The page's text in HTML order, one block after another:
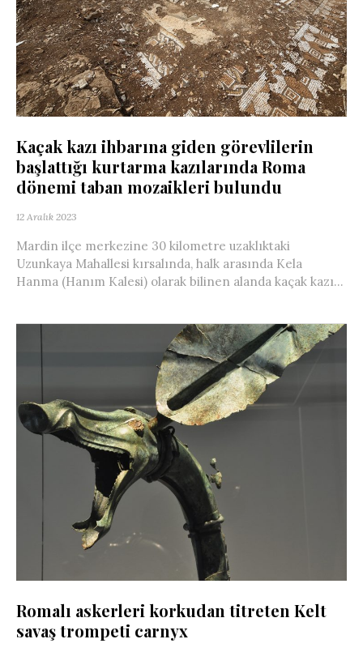
Kaçak kazı ihbarına giden görevlilerin
başlattığı kurtarma kazılarında Roma
dönemi taban mozaikleri bulundu
12 Aralık 2023
Mardin ilçe merkezine 30 kilometre uzaklıktaki
Uzunkaya Mahallesi kırsalında, halk arasında Kela
Hanma (Hanım Kalesi) olarak bilinen alanda kaçak kazı...
Romalı askerleri korkudan titreten Kelt
savaş trompeti carnyx